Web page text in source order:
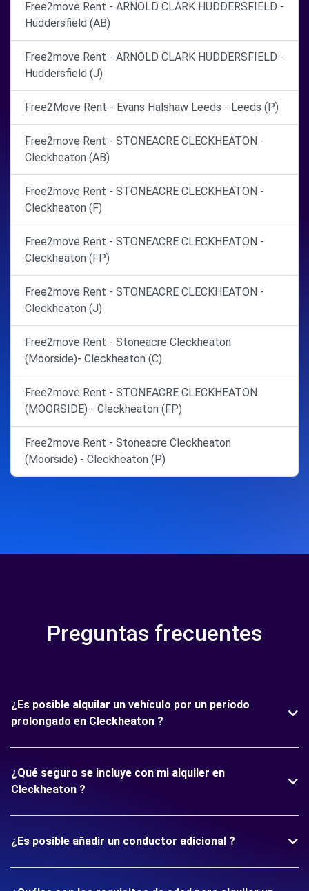
Free2move Rent - ARNOLD CLARK HUDDERSFIELD -
Huddersfield (AB)
Free2move Rent - ARNOLD CLARK HUDDERSFIELD -
Huddersfield (J)
Free2Move Rent - Evans Halshaw Leeds - Leeds (P)
Free2move Rent - STONEACRE CLECKHEATON -
Cleckheaton (AB)
Free2move Rent - STONEACRE CLECKHEATON -
Cleckheaton (F)
Free2move Rent - STONEACRE CLECKHEATON -
Cleckheaton (FP)
Free2move Rent - STONEACRE CLECKHEATON -
Cleckheaton (J)
Free2move Rent - Stoneacre Cleckheaton
(Moorside)- Cleckheaton (C)
Free2move Rent - STONEACRE CLECKHEATON
(MOORSIDE) - Cleckheaton (FP)
Free2move Rent - Stoneacre Cleckheaton
(Moorside) - Cleckheaton (P)
Preguntas frecuentes
¿Es posible alquilar un vehículo por un período
prolongado en Cleckheaton ?
¿Qué seguro se incluye con mi alquiler en
Cleckheaton ?
¿Es posible añadir un conductor adicional ?